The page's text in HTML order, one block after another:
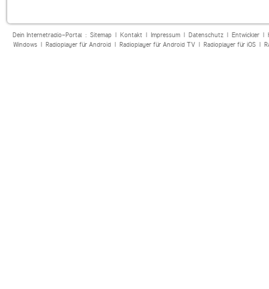
Dein Internetradio-Portal : Sitemap| Kontakt| Impressum| Datenschutz| Entwickler|
Windows| Radioplayer für Android| Radioplayer für Android TV| Radioplayer für iOS|